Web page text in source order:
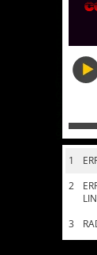
1
2
3